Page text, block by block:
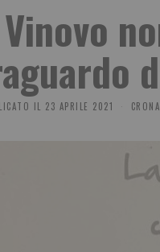
IL 23 APRILE 2021